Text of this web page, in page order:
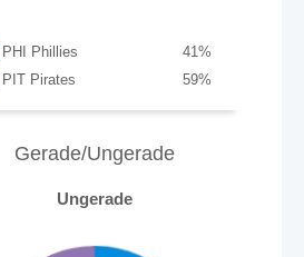
PHI Phillies %
41
PIT Pirates
%
59
Gerade/Ungerade
Ungerade